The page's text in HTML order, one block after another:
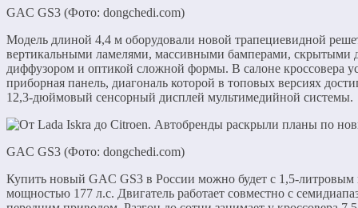
GAC GS3 (Фото: dongchedi.com)
Модель длиной 4,4 м оборудовали новой трапециевидной
вертикальными ламелями, массивными бамперами, скрытыми
диффузором и оптикой сложной формы. В салоне кроссовера
приборная панель, диагональ которой в топовых версиях
12,3-дюймовый сенсорный дисплей мультимедийной системы.
GAC GS3 (Фото: dongchedi.com)
Купить новый GAC GS3 в России можно будет c 1,5-
мощностью 177 л.с. Двигатель работает совместно с